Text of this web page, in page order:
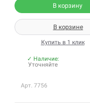
В корзину
В корзине
Купить в 1 клик
✓ Наличие:
Уточняйте
Арт. 7756